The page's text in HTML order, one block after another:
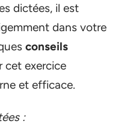
dictées, il est
dans votre
conseils
cet exercice
et efficace.
: